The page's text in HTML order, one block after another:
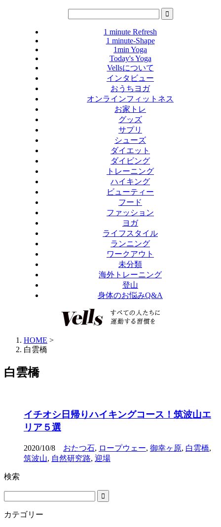
1 minute Refresh
1 minute-Shape
1min Yoga
Today's Yoga
Vellsについて
インタビュー
おうちヨガ
オンラインフィットネス
お家トレ
グッズ
サプリ
シューズ
ダイエット
ダイビング
トレーニング
ハイキング
ビューティー
フード
ファッション
ヨガ
ライフスタイル
ランニング
ワークアウト
未分類
海外トレーニング
登山
身体のお悩みQ&A
HOME >
白雲橋
白雲橋
イチオシ日帰りハイキングコース！筑波山エ
リア５選
2020/10/8 おたつ石, ロープウェー, 御幸ヶ原, 白雲橋,
筑波山, 自然研究路, 迎場
検索
カテゴリー